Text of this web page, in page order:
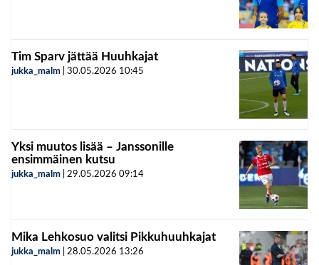
Tim Sparv jättää Huuhkajat
jukka_malm 30.05.2026 10:45
Yksi muutos lisää – Janssonille
ensimmäinen kutsu
jukka_malm 29.05.2026 09:14
Mika Lehkosuo valitsi Pikkuhuuhkajat
jukka_malm 28.05.2026 13:26